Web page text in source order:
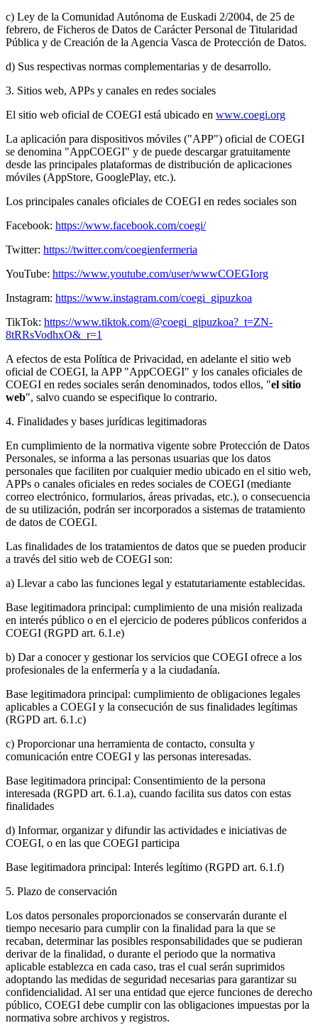
c) Ley de la Comunidad Autónoma de Euskadi 2/2004, de 25 de
febrero, de Ficheros de Datos de Carácter Personal de Titularidad
Pública y de Creación de la Agencia Vasca de Protección de Datos.
d) Sus respectivas normas complementarias y de desarrollo.
3. Sitios web, APPs y canales en redes sociales
El sitio web oficial de COEGI está ubicado en www.coegi.org
La aplicación para dispositivos móviles ("APP") oficial de COEGI
se denomina "AppCOEGI" y de puede descargar gratuitamente
desde las principales plataformas de distribución de aplicaciones
móviles (AppStore, GooglePlay, etc.).
Los principales canales oficiales de COEGI en redes sociales son
Facebook: https://www.facebook.com/coegi/
Twitter: https://twitter.com/coegienfermeria
YouTube: https://www.youtube.com/user/wwwCOEGIorg
Instagram: https://www.instagram.com/coegi_gipuzkoa
TikTok: https://www.tiktok.com/@coegi_gipuzkoa?_t=ZN-
8tRRsVodhxO&_r=1
A efectos de esta Política de Privacidad, en adelante el sitio web
oficial de COEGI, la APP "AppCOEGI" y los canales oficiales de
COEGI en redes sociales serán denominados, todos ellos, "el sitio
web", salvo cuando se especifique lo contrario.
4. Finalidades y bases jurídicas legitimadoras
En cumplimiento de la normativa vigente sobre Protección de Datos
Personales, se informa a las personas usuarias que los datos
personales que faciliten por cualquier medio ubicado en el sitio web,
APPs o canales oficiales en redes sociales de COEGI (mediante
correo electrónico, formularios, áreas privadas, etc.), o consecuencia
de su utilización, podrán ser incorporados a sistemas de tratamiento
de datos de COEGI.
Las finalidades de los tratamientos de datos que se pueden producir
a través del sitio web de COEGI son:
a) Llevar a cabo las funciones legal y estatutariamente establecidas.
Base legitimadora principal: cumplimiento de una misión realizada
en interés público o en el ejercicio de poderes públicos conferidos a
COEGI (RGPD art. 6.1.e)
b) Dar a conocer y gestionar los servicios que COEGI ofrece a los
profesionales de la enfermería y a la ciudadanía.
Base legitimadora principal: cumplimiento de obligaciones legales
aplicables a COEGI y la consecución de sus finalidades legítimas
(RGPD art. 6.1.c)
c) Proporcionar una herramienta de contacto, consulta y
comunicación entre COEGI y las personas interesadas.
Base legitimadora principal: Consentimiento de la persona
interesada (RGPD art. 6.1.a), cuando facilita sus datos con estas
finalidades
d) Informar, organizar y difundir las actividades e iniciativas de
COEGI, o en las que COEGI participa
Base legitimadora principal: Interés legítimo (RGPD art. 6.1.f)
5. Plazo de conservación
Los datos personales proporcionados se conservarán durante el
tiempo necesario para cumplir con la finalidad para la que se
recaban, determinar las posibles responsabilidades que se pudieran
derivar de la finalidad, o durante el periodo que la normativa
aplicable establezca en cada caso, tras el cual serán suprimidos
adoptando las medidas de seguridad necesarias para garantizar su
confidencialidad. Al ser una entidad que ejerce funciones de derecho
público, COEGI debe cumplir con las obligaciones impuestas por la
normativa sobre archivos y registros.